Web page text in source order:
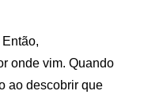
onde vim. Quando
ao descobrir que